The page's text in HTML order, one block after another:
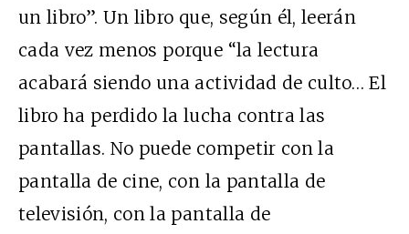
un libro”. Un libro que, según él, leerán
cada vez menos porque “la lectura
acabará siendo una actividad de culto… El
libro ha perdido la lucha contra las
pantallas. No puede competir con la
pantalla de cine, con la pantalla de
televisión, con la pantalla de